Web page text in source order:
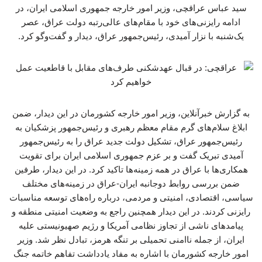
سید عباس عراقچی، وزیر امور خارجه جمهوری اسلامی ایران، در
ادامه رایزنی‌های خود با مقام‌های عالی‌رتبه دولت عراق، عصر
یک‌شنبه با نزار آمیدی، رئیس‌جمهور عراق، دیدار و گفت‌وگو کرد.
به گزارش خبرآنلاین، وزیر امور خارجه کشورمان در این دیدار، ضمن
ابلاغ سلام‌های گرم مقام معظم رهبری و رئیس‌جمهور پزشکیان به
رئیس‌جمهور عراق، تشکیل دولت جدید عراق را به رئیس‌جمهور
آمیدی تبریک گفت و بر عزم جمهوری اسلامی ایران برای تقویت
همکاری‌ها با عراق در همه زمینه‌ها تاکید کرد. در این دیدار، طرفین
ضمن بررسی روابط دوجانبه ایران-عراق در زمینه‌های مختلف
سیاسی، اقتصادی، امنیتی و مردمی، درباره راه‌های توسعه مناسبات
رایزنی کردند. در این دیدار همچنین راجع به وضعیت امنیتی منطقه و
پیامدهای ناشی از تجاوز نظامی آمریکا و رژیم صهیونیستی علیه
ایران، از جمله ناامنی تحمیلی بر تنگه هرمز، تبادل نظر شد. وزیر
امور خارجه کشورمان با اشاره به مفاد یادداشت تفاهم خاتمه جنگ